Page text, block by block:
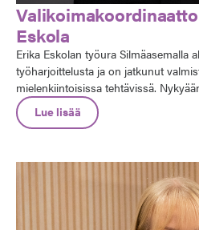
Eskola
Erika Eskolan työura Silmäasemalla
työharjoittelusta ja on jatkunut
mielenkiintoisissa tehtävissä.
valikoimakoordinaattorina. Erityistä
Silmäasemalle mahdollisuudesta
Lue lisää